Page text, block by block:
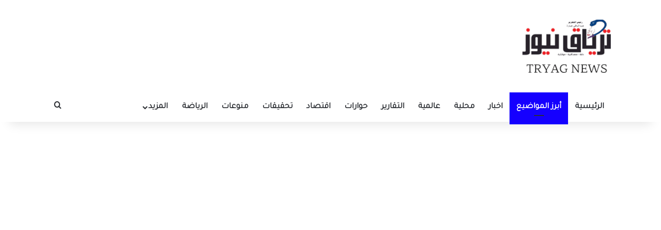
الرئيسية أبرز المواضيع اخبار محلية عالمية التقارير حوارات اقتصاد تحقيقات منوعات الرياضة المزيد بحث عن